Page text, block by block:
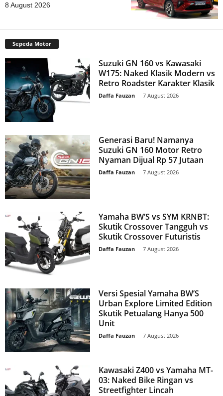
8 August 2026
Sepeda Motor
Suzuki GN 160 vs Kawasaki
W175: Naked Klasik Modern vs
Retro Roadster Karakter Klasik
Daffa Fauzan 7 August 2026
Generasi Baru! Namanya
Suzuki GN 160 Motor Retro
Nyaman Dijual Rp 57 Jutaan
Daffa Fauzan 7 August 2026
Yamaha BW’S vs SYM KRNBT:
Skutik Crossover Tangguh vs
Skutik Crossover Futuristis
Daffa Fauzan 7 August 2026
Versi Spesial Yamaha BW’S
Urban Explore Limited Edition
Skutik Petualang Hanya 500
Unit
Daffa Fauzan 7 August 2026
Kawasaki Z400 vs Yamaha MT-
03: Naked Bike Ringan vs
Streetfighter Lincah